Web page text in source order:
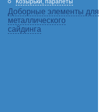
Козырьки, парапеты
Доборные элементы для
металлического
сайдинга